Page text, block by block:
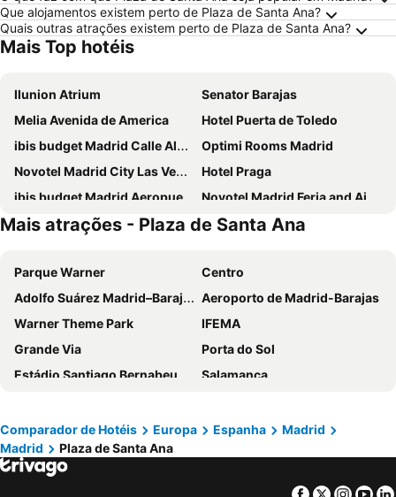
Que alojamentos existem perto de Plaza de Santa Ana?
Quais outras atrações existem perto de Plaza de Santa Ana?
Mais Top hotéis
Ilunion Atrium
Senator Barajas
Melia Avenida de America
Hotel Puerta de Toledo
ibis budget Madrid Calle Alcalá
Optimi Rooms Madrid
Novotel Madrid City Las Ventas
Hotel Praga
ibis budget Madrid Aeropuerto
Novotel Madrid Feria and Airport
Ilunion Suites Madrid
Ibis Styles Madrid City Las Ventas
Travelodge Madrid Metropolitano
INNSiDE by Meliá Madrid Valdebebas
Hotel Europa
Sercotel Princesa de Eboli
Hotel Riu Plaza Espana
Holiday Inn Express Madrid Leganes
Hotel Puerta America
DWO Yuste Alcalá
ibis budget Madrid Vallecas
Exe Convention Plaza Madrid
Ilunion Pio XII
Hotel Mercader
Hotel Zentral Castellana Norte
NH Madrid Ribera del Manzanares
Mais atrações - Plaza de Santa Ana
Parque Warner
Centro
Adolfo Suárez Madrid–Barajas Airport
Aeroporto de Madrid-Barajas
Warner Theme Park
IFEMA
Grande Via
Porta do Sol
Estádio Santiago Bernabeu
Salamanca
Estadio Metropolitano Metro Station
Barajas
Metropolitano Metro Station
Estação de Atocha
Comparador de Hotéis Europa Espanha
Madrid
Madrid
Plaza de Santa Ana
Facebook
Twitter